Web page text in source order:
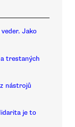
Jako
trestaných
nástrojů
je to